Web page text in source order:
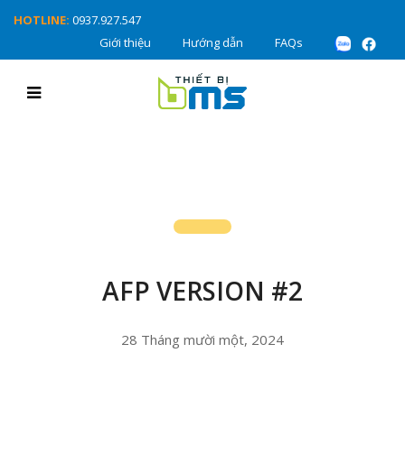
HOTLINE: 0937.927.547
Giới thiệu
Hướng dẫn FAQs
AFP VERSION #2
28 Tháng mười một, 2024